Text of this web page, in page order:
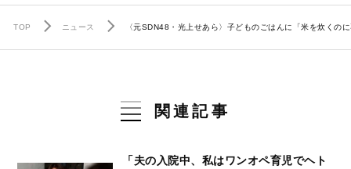
TOP ニュース 〈元SDN48・光上せあら〉子どものごはんに「米を炊く
関連記事
「夫の入院中、私はワンオペ育児でヘト